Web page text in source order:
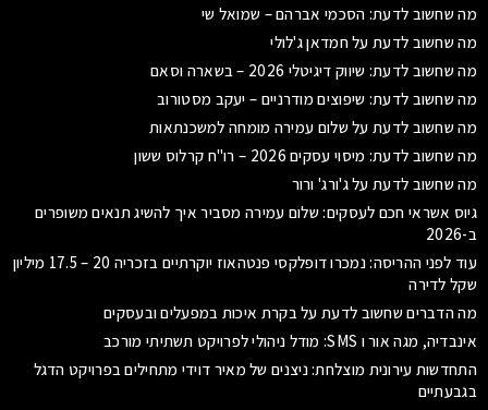
מה שחשוב לדעת: הסכמי אברהם – שמואל שי
מה שחשוב לדעת על חמדאן ג'לולי
מה שחשוב לדעת: שיווק דיגיטלי 2026 – בשארה וסאם
מה שחשוב לדעת: שיפוצים מודרניים – יעקב מסטורוב
מה שחשוב לדעת על שלום עמירה מומחה למשכנתאות
מה שחשוב לדעת: מיסוי עסקים 2026 – רו"ח קרלוס ששון
מה שחשוב לדעת על ג'ורג' ורור
גיוס אשראי חכם לעסקים: שלום עמירה מסביר איך להשיג תנאים משופרים
ב-2026
עוד לפני ההריסה: נמכרו דופלקסי פנטהאוז יוקרתיים בזכריה 20 – 17.5 מיליון
שקל לדירה
מה הדברים שחשוב לדעת על בקרת איכות במפעלים ובעסקים
אינבדיה, מגה אור ו SMS: מודל ניהולי לפרויקט תשתיתי מורכב
התחדשות עירונית מוצלחת: ניצנים של מאיר דוידי מתחילים בפרויקט הדגל
בגבעתיים